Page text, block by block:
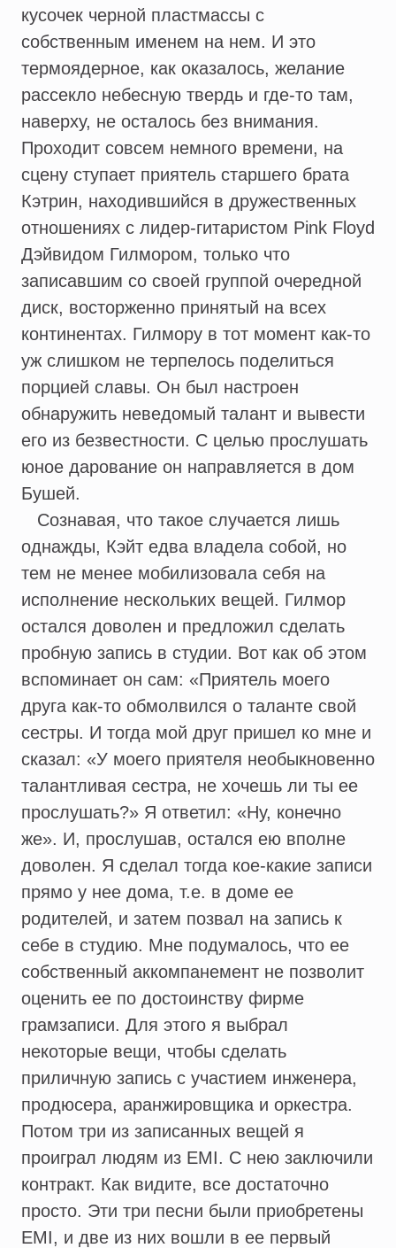
кусочек черной пластмассы с
собственным именем на нем. И это
термоядерное, как оказалось, желание
рассекло небесную твердь и где-то там,
наверху, не осталось без внимания.
Проходит совсем немного времени, на
сцену ступает приятель старшего брата
Кэтрин, находившийся в дружественных
отношениях с лидер-гитаристом Pink Floyd
Дэйвидом Гилмором, только что
записавшим со своей группой очередной
диск, восторженно принятый на всех
континентах. Гилмору в тот момент как-то
уж слишком не терпелось поделиться
порцией славы. Он был настроен
обнаружить неведомый талант и вывести
его из безвестности. С целью прослушать
юное дарование он направляется в дом
Бушей.
Сознавая, что такое случается лишь
однажды, Кэйт едва владела собой, но
тем не менее мобилизовала себя на
исполнение нескольких вещей. Гилмор
остался доволен и предложил сделать
пробную запись в студии. Вот как об этом
вспоминает он сам: «Приятель моего
друга как-то обмолвился о таланте свой
сестры. И тогда мой друг пришел ко мне и
сказал: «У моего приятеля необыкновенно
талантливая сестра, не хочешь ли ты ее
прослушать?» Я ответил: «Ну, конечно
же». И, прослушав, остался ею вполне
доволен. Я сделал тогда кое-какие записи
прямо у нее дома, т.е. в доме ее
родителей, и затем позвал на запись к
себе в студию. Мне подумалось, что ее
собственный аккомпанемент не позволит
оценить ее по достоинству фирме
грамзаписи. Для этого я выбрал
некоторые вещи, чтобы сделать
приличную запись с участием инженера,
продюсера, аранжировщика и оркестра.
Потом три из записанных вещей я
проиграл людям из EMI. С нею заключили
контракт. Как видите, все достаточно
просто. Эти три песни были приобретены
EMI, и две из них вошли в ее первый